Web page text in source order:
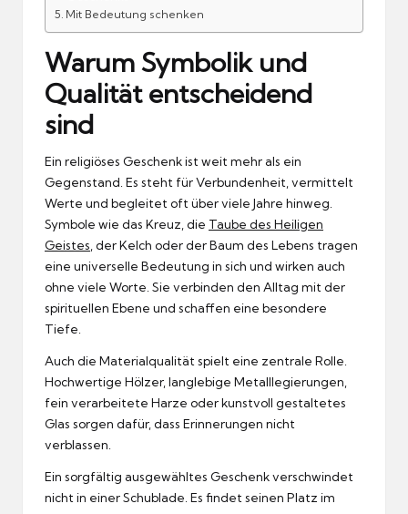
Mit Bedeutung schenken
Warum Symbolik und
Qualität entscheidend
sind
Ein religiöses Geschenk ist weit mehr als ein
Gegenstand. Es steht für Verbundenheit, vermittelt
Werte und begleitet oft über viele Jahre hinweg.
Symbole wie das Kreuz, die Taube des Heiligen
Geistes, der Kelch oder der Baum des Lebens tragen
eine universelle Bedeutung in sich und wirken auch
ohne viele Worte. Sie verbinden den Alltag mit der
spirituellen Ebene und schaffen eine besondere
Tiefe.
Auch die Materialqualität spielt eine zentrale Rolle.
Hochwertige Hölzer, langlebige Metalllegierungen,
fein verarbeitete Harze oder kunstvoll gestaltetes
Glas sorgen dafür, dass Erinnerungen nicht
verblassen.
Ein sorgfältig ausgewähltes Geschenk verschwindet
nicht in einer Schublade. Es findet seinen Platz im